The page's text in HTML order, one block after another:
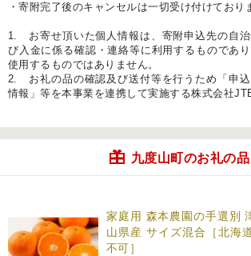
・寄附完了後のキャンセルは一切受け付けており
1. お寄せ頂いた個人情報は、寄附申込先の自
び入金に係る確認・連絡等に利用するものであ
使用するものではありません。
2. お礼の品の確認及び送付等を行うため「申
情報」等を本事業を連携して実施する株式会社
九度山町のお礼の品
家庭用 森本農園の手選別
山県産 サイズ混合［北海
不可］